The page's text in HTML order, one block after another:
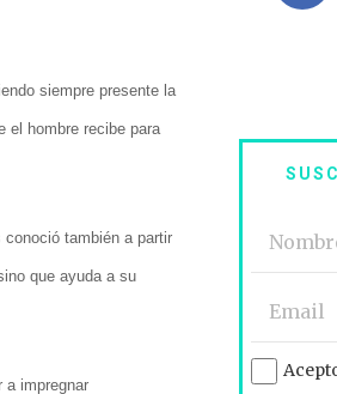
siempre presente la
el hombre recibe para
también a partir
que ayuda a su
a impregnar